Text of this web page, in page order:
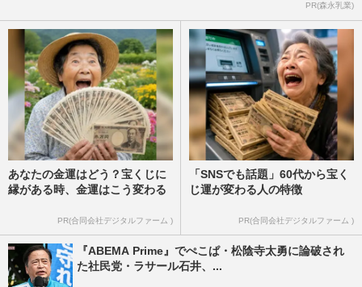
PR(森永乳業)
あなたの金運はどう？宝くじに
縁がある時、金運はこう変わる
PR(合同会社デジタルファーム )
「SNSでも話題」60代から宝く
じ運が変わる人の特徴
PR(合同会社デジタルファーム )
『ABEMA Prime』でぺこぱ・松陰寺太勇に論破され
た社民党・ラサール石井、...